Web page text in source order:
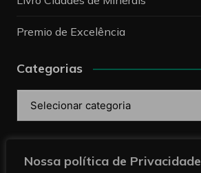
Nossa política de Privacidade
Premio de Excelência
Categorias